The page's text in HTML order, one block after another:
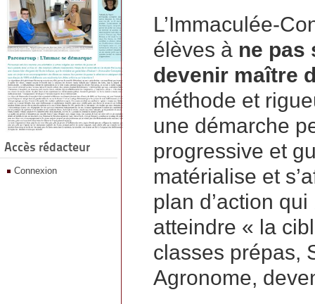
Accès rédacteur
Connexion
L’Immaculée-
élèves à ne pas
devenir maître
méthode et
une démarche
progressive et
matérialise et
plan d’action
atteindre « la
classes prépas,
Agronome,